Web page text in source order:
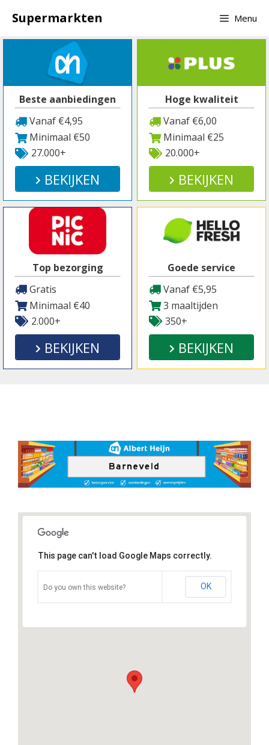
naar
inhoud
Supermarkten Menu
Beste aanbiedingen
Vanaf €4,95
Minimaal €50
27.000+
BEKIJKEN
Hoge kwaliteit
Vanaf €6,00
Minimaal €25
20.000+
BEKIJKEN
Top bezorging
Gratis
Minimaal €40
2.000+
BEKIJKEN
Goede service
Vanaf €5,95
3 maaltijden
350+
BEKIJKEN
This page can't load Google Maps correctly.
Do you own this website? OK